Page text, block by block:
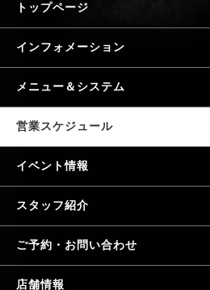
トップページ
インフォメーション
メニュー＆システム
営業スケジュール
イベント情報
スタッフ紹介
ご予約・お問い合わせ
店舗情報